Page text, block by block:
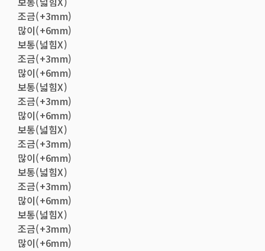
조금(+3mm)
많이(+6mm)
보통(넓힘X)
조금(+3mm)
많이(+6mm)
보통(넓힘X)
조금(+3mm)
많이(+6mm)
보통(넓힘X)
조금(+3mm)
많이(+6mm)
보통(넓힘X)
조금(+3mm)
많이(+6mm)
보통(넓힘X)
조금(+3mm)
많이(+6mm)